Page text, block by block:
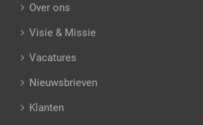
Over ons
Visie & Missie
Vacatures
Nieuwsbrieven
Klanten